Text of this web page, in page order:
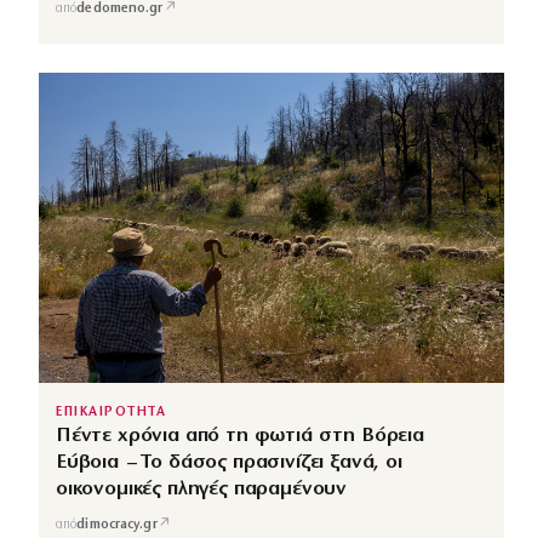
απόdedomeno.gr ↗
ΕΠΙΚΑΙΡΟΤΗΤΑ
Πέντε χρόνια από τη φωτιά στη Βόρεια
Εύβοια – Το δάσος πρασινίζει ξανά, οι
οικονομικές πληγές παραμένουν
απόdimocracy.gr↗